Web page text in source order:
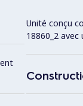
Unité conçu
18860_2